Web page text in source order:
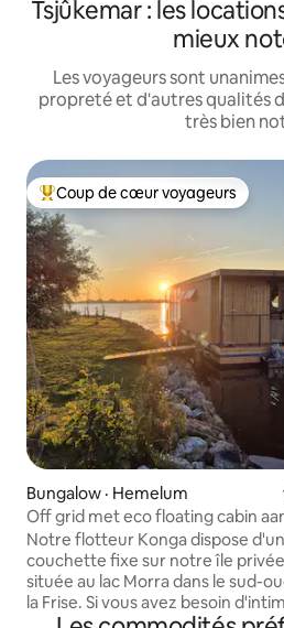
Tsjûkemar : les
mieux
Les voyageurs sont
propreté et d'autres qualités
très bien
Coup de cœur voyageurs parmi
Coup de cœur voyageurs
Bungalow · Hemelum
Off grid met eco floating cabin aan prive
eiland
Notre flotteur Konga dispose
couchette fixe sur notre île
située au lac Morra dans le sud-
la Frise. Si vous avez besoin
paix, d'espace, d'espace hors